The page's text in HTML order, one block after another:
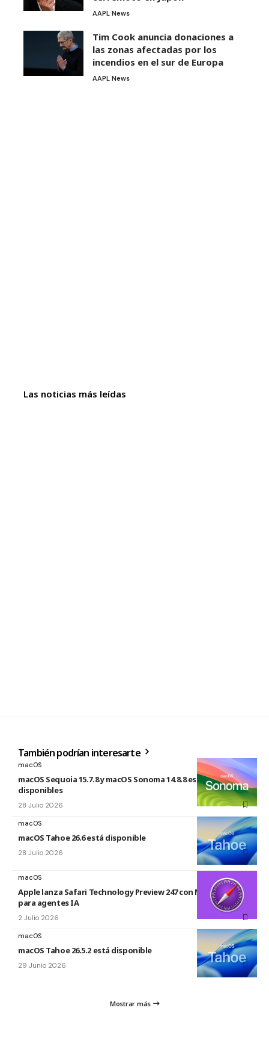
AAPL News
Tim Cook anuncia donaciones a
las zonas afectadas por los
incendios en el sur de Europa
AAPL News
Las noticias más leídas
También podrían interesarte
macOS
macOS Sequoia 15.7.8 y macOS Sonoma 14.8.8 están
disponibles
28 Julio 2026
macOS
macOS Tahoe 26.6 está disponible
28 Julio 2026
macOS
Apple lanza Safari Technology Preview 247 con MCP Server
para agentes IA
2 Julio 2026
macOS
macOS Tahoe 26.5.2 está disponible
29 Junio 2026
Mostrar más